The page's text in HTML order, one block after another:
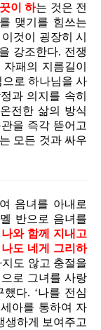
이 하는 것은 전
맺기를 힘쓰는
것이 굉장히 시
강조한다. 전쟁
패의 지름길이
로 하나님을 사
과 의지를 속히
전한 삶의 방식
을 즉각 뜯어고
모든 것과 싸우
음녀를 아내로
반으로 음녀를
와 함께 지내고
나도 네게 그리하
도 않고 충절을
로 그녀를 사랑
다. ‘나를 전심
아를 통하여 자
생하게 보여주고